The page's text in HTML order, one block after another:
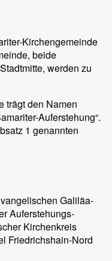
Kirchengemeinde
beide
werden zu
trägt den Namen
Auferstehung“.
1 genannten
Galiläa-
Auferstehungs-
Kirchenkreis
Friedrichshain-Nord